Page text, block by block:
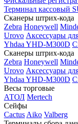
Терминал кассовый
Сканеры штрих-кода
Zebra Honeywell
Urovo Аксессуары
Yhdaa YHD-M300D
Сканеры штрих-кода
Zebra Honeywell
Urovo Аксессуары
Yhdaa YHD-M300D
Весы торговые
АТОЛ Mertech
Сейфы
Cactus Aiko Valberg